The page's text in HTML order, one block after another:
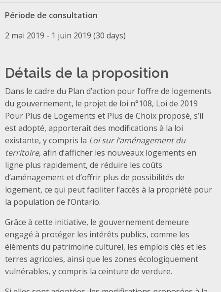
Période de consultation
2 mai 2019 - 1 juin 2019 (30 days)
Détails de la proposition
Dans le cadre du Plan d’action pour l’offre de logements
du gouvernement, le projet de loi n°108, Loi de 2019
Pour Plus de Logements et Plus de Choix proposé, s’il
est adopté, apporterait des modifications à la loi
existante, y compris la Loi sur l’aménagement du
territoire, afin d’afficher les nouveaux logements en
ligne plus rapidement, de réduire les coûts
d’aménagement et d’offrir plus de possibilités de
logement, ce qui peut faciliter l’accès à la propriété pour
la population de l’Ontario.
Grâce à cette initiative, le gouvernement demeure
engagé à protéger les intérêts publics, comme les
éléments du patrimoine culturel, les emplois clés et les
terres agricoles, ainsi que les zones écologiquement
vulnérables, y compris la ceinture de verdure.